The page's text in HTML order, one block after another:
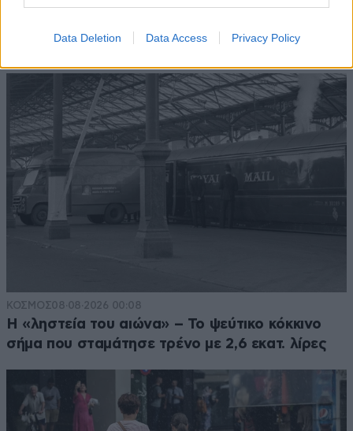
Data Deletion Data Access Privacy Policy
Ακυρώνει δύο συμβόλαια ο Λαρεντζάκης και
υπογράφει σε ελληνική ομάδα-έκπληξη!
ΚΟΣΜΟΣ08·08·2026 00:08
Η «ληστεία του αιώνα» – Το ψεύτικο κόκκινο
σήμα που σταμάτησε τρένο με 2,6 εκατ. λίρες